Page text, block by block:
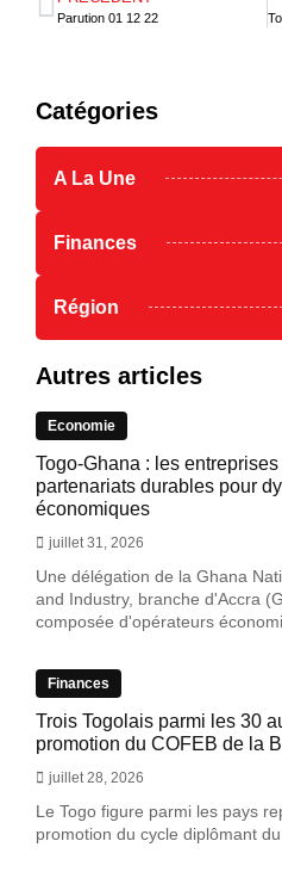
Parution 01 12 22
Catégories
A La Une
Finances
Région
Autres articles
Economie
Togo-Ghana : les
partenariats durables pour
économiques
juillet 31, 2026
Une délégation de la Ghana
and Industry, branche d'Accra
composée d'opérateurs
Finances
Trois Togolais parmi les 30
promotion du COFEB de la
juillet 28, 2026
Le Togo figure parmi les pays
promotion du cycle diplômant du